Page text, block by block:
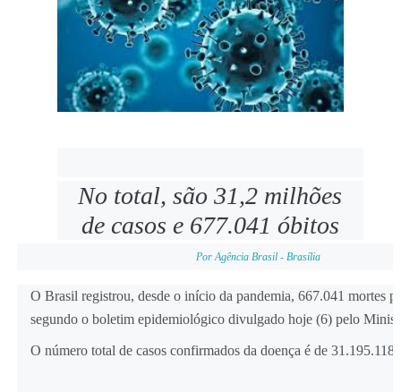
No total, são 31,2 milhões
de casos e 677.041 óbitos
Por Agência Brasil - Brasília
O Brasil registrou, desde o início da pandemia, 667.041 mortes
segundo o boletim epidemiológico divulgado hoje (6) pelo
O número total de casos confirmados da doença é de 31.195.118.